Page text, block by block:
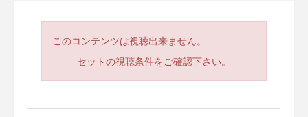
このコンテンツは視聴出来ません。
セットの視聴条件をご確認下さい。